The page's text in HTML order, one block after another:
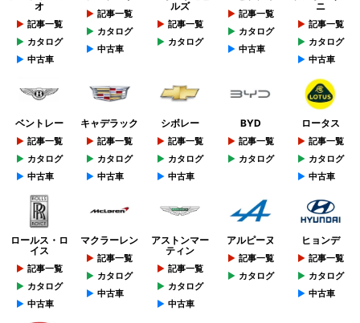
オ
記事一覧
カタログ
中古車
記事一覧
カタログ
中古車
ルズ
記事一覧
カタログ
記事一覧
カタログ
中古車
ニ
記事一覧
カタログ
中古車
ベントレー
記事一覧
カタログ
中古車
キャデラック
記事一覧
カタログ
中古車
シボレー
記事一覧
カタログ
中古車
BYD
記事一覧
カタログ
ロータス
記事一覧
カタログ
中古車
ロールス・ロ
イス
記事一覧
カタログ
中古車
マクラーレン
記事一覧
カタログ
中古車
アストンマー
ティン
記事一覧
カタログ
中古車
アルピーヌ
記事一覧
カタログ
ヒョンデ
記事一覧
カタログ
中古車